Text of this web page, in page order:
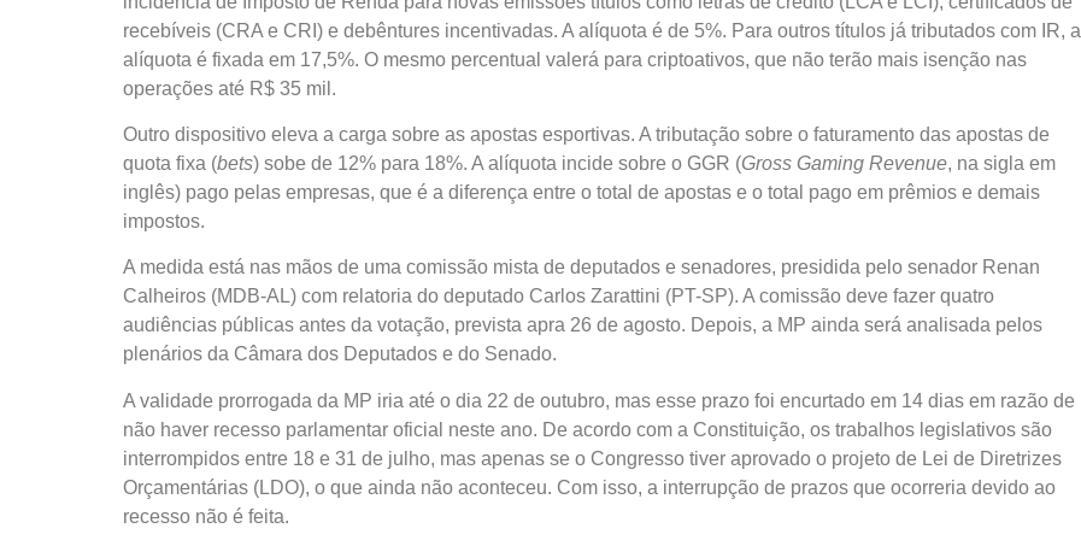
recebíveis (CRA e CRI) e debêntures incentivadas. A alíquota é de 5%. Para outros títulos já tributados com IR, a
alíquota é fixada em 17,5%. O mesmo percentual valerá para criptoativos, que não terão mais isenção nas
operações até R$ 35 mil.
Outro dispositivo eleva a carga sobre as apostas esportivas. A tributação sobre o faturamento das apostas de
quota fixa (bets) sobe de 12% para 18%. A alíquota incide sobre o GGR (Gross Gaming Revenue, na sigla em
inglês) pago pelas empresas, que é a diferença entre o total de apostas e o total pago em prêmios e demais
impostos.
A medida está nas mãos de uma comissão mista de deputados e senadores, presidida pelo senador Renan
Calheiros (MDB-AL) com relatoria do deputado Carlos Zarattini (PT-SP). A comissão deve fazer quatro
audiências públicas antes da votação, prevista apra 26 de agosto. Depois, a MP ainda será analisada pelos
plenários da Câmara dos Deputados e do Senado.
A validade prorrogada da MP iria até o dia 22 de outubro, mas esse prazo foi encurtado em 14 dias em razão de
não haver recesso parlamentar oficial neste ano. De acordo com a Constituição, os trabalhos legislativos são
interrompidos entre 18 e 31 de julho, mas apenas se o Congresso tiver aprovado o projeto de Lei de Diretrizes
Orçamentárias (LDO), o que ainda não aconteceu. Com isso, a interrupção de prazos que ocorreria devido ao
recesso não é feita.